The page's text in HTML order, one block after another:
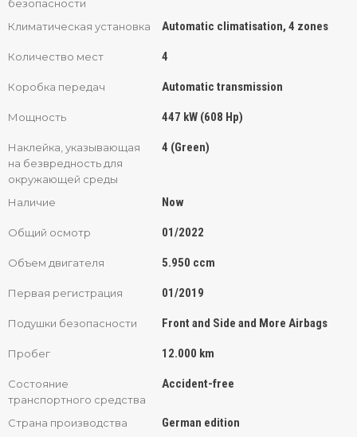
безопасности
Климатическая установка Automatic climatisation, 4 zones
Количество мест 4
Коробка передач Automatic transmission
Мощность 447 kW (608 Hp)
Наклейка, указывающая
на безвредность для
окружающей среды
4 (Green)
Наличие Now
Общий осмотр 01/2022
Объем двигателя 5.950 ccm
Первая регистрация 01/2019
Подушки безопасности Front and Side and More Airbags
Пробег 12.000 km
Состояние
транспортного средства
Accident-free
Страна производства German edition